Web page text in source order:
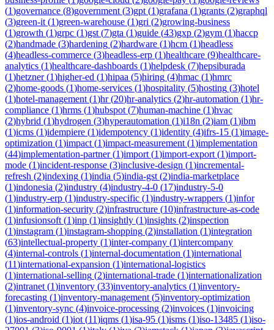
(1)governance (8)government (3)gpt (1)grafana (1)grants (2)graphql
(3)green-it (1)green-warehouse (1)gri (2)growing-business
(1)growth (1)grpc (1)gst (7)gta (1)guide (43)gxp (2)gym (1)haccp
(2)handmade (3)hardening (2)hardware (1)hcm (1)headless
(4)headless-commerce (3)headless-erp (1)healthcare (9)healthcare-
analytics (1)healthcare-dashboards (1)helpdesk (7)hepsiburada
(1)hetzner(1)higher-ed (1)hipaa (5)hiring (4)hmac (1)hmrc
(2)home-goods (1)home-services (1)hospitality (5)hosting (3)hotel
(1)hotel-management (1)hr(20)hr-analytics (2)hr-automation (1)hr-
compliance (1)hrms (1)hubspot (7)human-machine (1)hvac
(2)hybrid (1)hydrogen (3)hyperautomation (1)i18n (2)iam (1)ibm
(1)icms (1)idempiere (1)idempotency (1)identity (4)ifrs-15 (1)image-
optimization (1)impact (1)impact-measurement (1)implementation
(44)implementation-partner(1)import (1)import-export (1)import-
mode (1)incident-response (3)inclusive-design (1)incremental-
refresh (2)indexing (1)india (5)india-gst (2)india-marketplace
(1)indonesia (2)industry (4)industry-4-0 (17)industry-5-0
(1)industry-erp (1)industry-specific (1)industry-wrappers (1)infor
(1)information-security (2)infrastructure (10)infrastructure-as-code
(1)infusionsoft (1)inp (1)insightly (1)insights (2)inspection
(1)instagram (1)instagram-shopping (2)installation (1)integration
(63)intellectual-property (1)inter-company (1)intercompany
(4)internal-controls (1)internal-documentation (1)international
(11)international-expansion (1)international-logistics
(1)international-selling (2)international-trade (1)internationalization
(2)intranet (1)inventory (33)inventory-analytics (1)inventory-
forecasting (1)inventory-management (5)inventory-optimization
(1)inventory-sync (4)invoice-processing (2)invoices (1)invoicing
(1)ios-android (1)iot (11)iqms (1)isa-95 (1)isms (1)iso-13485 (1)iso-